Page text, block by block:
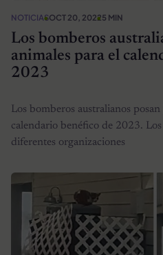
NOTICIASOCT 20, 20225 MIN
Los bomberos
animales para el
2023
Los bomberos australianos
calendario benéfico de 2023.
diferentes organizaciones